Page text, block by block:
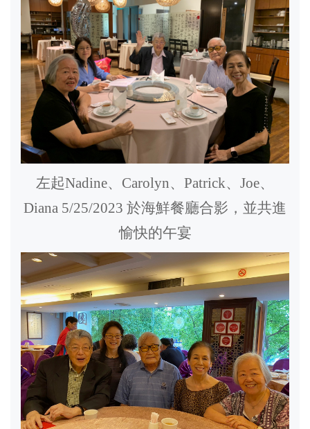
左起Nadine、 Carolyn、 Patrick、 Joe、
Diana 5/25/2023 於海鮮餐廳合影，並共進
愉快的午宴